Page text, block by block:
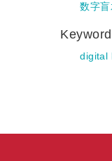
数字盲
digital